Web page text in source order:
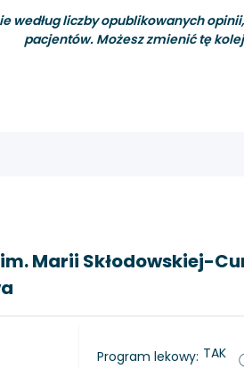
liczby opublikowanych
pacjentów. Możesz zmienić tę
Marii Skłodowskiej-
Program lekowy: TAK